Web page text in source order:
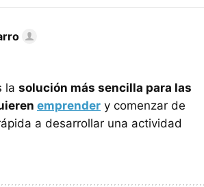
la solución más sencilla para las
emprender y comenzar de
a desarrollar una actividad